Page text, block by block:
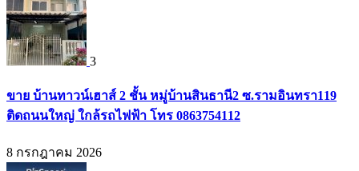
3
ขาย บ้านทาวน์เฮาส์ 2 ชั้น หมู่บ้านสินธานี2 ซ.รามอินทรา119
ติดถนนใหญ่ ใกล้รถไฟฟ้า โทร 0863754112
8 กรกฎาคม 2026